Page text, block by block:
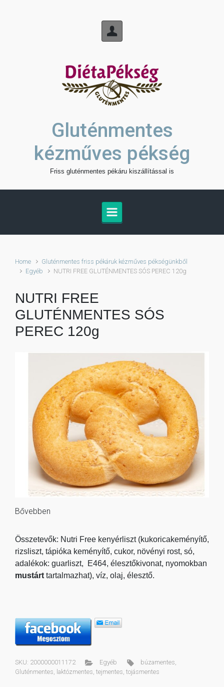
Gluténmentes
kézműves pékség
Friss gluténmentes pékáru kiszállítással is
Home
Gluténmentes friss pékáruk kézműves pékségünkből
Egyéb
NUTRI FREE GLUTÉNMENTES SÓS PEREC 120g
NUTRI FREE
GLUTÉNMENTES SÓS
PEREC 120g
Bővebben
Összetevők: Nutri Free kenyérliszt (kukoricakeményítő,
rizsliszt, tápióka keményítő, cukor, növényi rost, só,
adalékok: guarliszt, E464, élesztőkivonat, nyomokban
mustárt tartalmazhat), víz, olaj, élesztő.
SKU: 2000000011172 Egyéb búzamentes,
Gluténmentes, laktózmentes, tejmentes, tojásmentes